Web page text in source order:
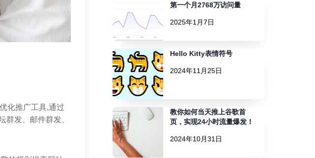
化推广工具,通过
群发、邮件群发、
第一个月2768万访问量
2025年1月7日
Hello Kitty表情符号
2024年11月25日
教你如何当天推上谷歌首
页，实现24小时流量爆发！
2024年10月31日